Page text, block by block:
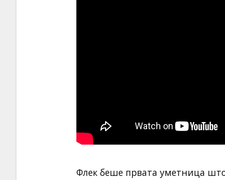
Флек беше првата уметница